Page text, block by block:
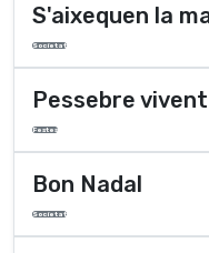
S'aixequen la
Societat
Pessebre
Festes
Bon Nadal
Societat